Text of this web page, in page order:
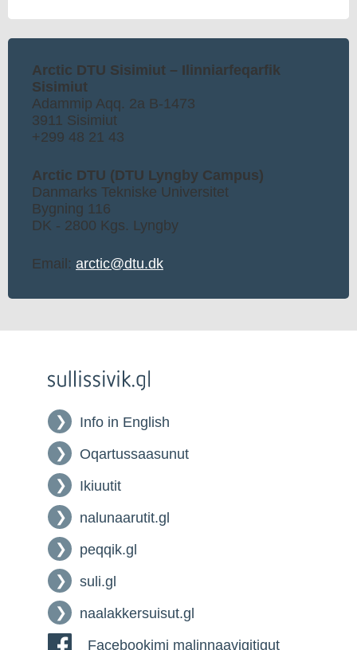
Arctic DTU Sisimiut – Ilinniarfeqarfik
Sisimiut
Adammip Aqq. 2a B-1473
3911 Sisimiut
+299 48 21 43
Arctic DTU (DTU Lyngby Campus)
Danmarks Tekniske Universitet
Bygning 116
DK - 2800 Kgs. Lyngby
Email: arctic@dtu.dk
Info in English
Oqartussaasunut
Ikiuutit
nalunaarutit.gl
peqqik.gl
suli.gl
naalakkersuisut.gl
Facebookimi malinnaavigitigut